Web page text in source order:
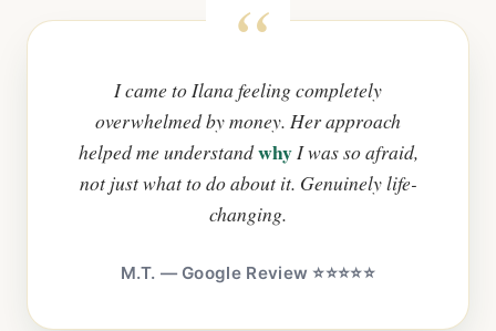
I came to Ilana feeling completely
overwhelmed by money. Her approach
helped me understandwhyI was so afraid,
not just what to do about it. Genuinely life-
changing.
M.T. — Google Review ⭐⭐⭐⭐⭐